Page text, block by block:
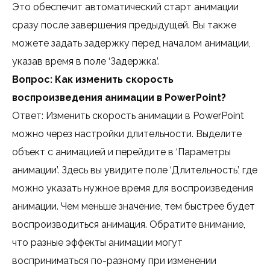
Это обеспечит автоматический старт анимации
сразу после завершения предыдущей. Вы также
можете задать задержку перед началом анимации,
указав время в поле ‘Задержка’.
Вопрос: Как изменить скорость
воспроизведения анимации в PowerPoint?
Ответ: Изменить скорость анимации в PowerPoint
можно через настройки длительности. Выделите
объект с анимацией и перейдите в ‘Параметры
анимации’. Здесь вы увидите поле ‘Длительность’, где
можно указать нужное время для воспроизведения
анимации. Чем меньше значение, тем быстрее будет
воспроизводиться анимация. Обратите внимание,
что разные эффекты анимации могут
восприниматься по-разному при изменении